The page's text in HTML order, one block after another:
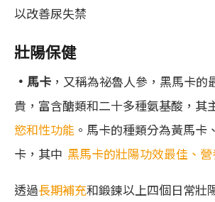
以改善尿失禁
壯陽保健
•馬卡 ，又稱為祕魯人參，黑馬卡的
貴，富含醣類和二十多種氨基酸，其
慾和性功能 。馬卡的種類分為黃馬卡
卡，其中 黑馬卡的壯陽功效最佳、
透過長期補充和鍛鍊以上四個日常壯